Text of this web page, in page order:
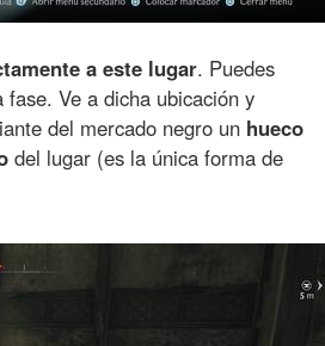
a este lugar. Puedes
Ve a dicha ubicación y
del mercado negro un hueco
del lugar (es la única forma de